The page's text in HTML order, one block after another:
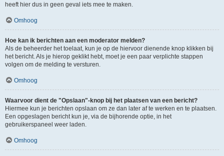
heeft hier dus in geen geval iets mee te maken.
Omhoog
Hoe kan ik berichten aan een moderator melden?
Als de beheerder het toelaat, kun je op de hiervoor dienende knop klikken bij
het bericht. Als je hierop geklikt hebt, moet je een paar verplichte stappen
volgen om de melding te versturen.
Omhoog
Waarvoor dient de "Opslaan"-knop bij het plaatsen van een bericht?
Hiermee kun je berichten opslaan om ze dan later af te werken en te plaatsen.
Een opgeslagen bericht kun je, via de bijhorende optie, in het
gebruikerspaneel weer laden.
Omhoog